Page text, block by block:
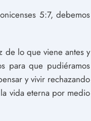
5:7, debemos
de lo que viene antes y
para que pudiéramos
y vivir rechazando
vida eterna por medio